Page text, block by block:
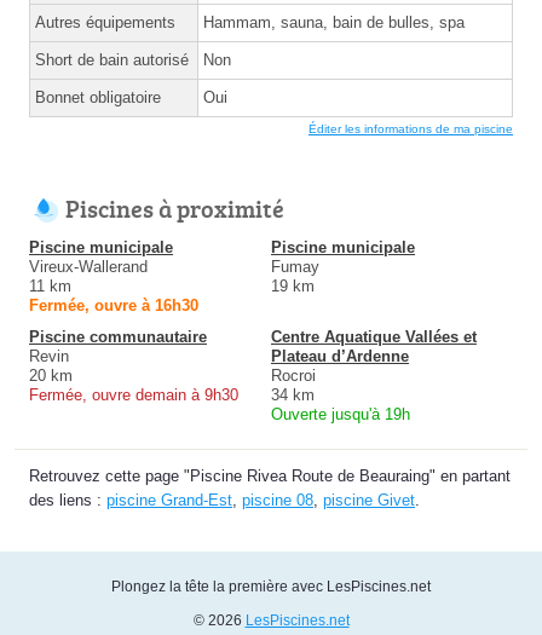
Autres équipements Hammam, sauna, bain de bulles, spa
Short de bain autorisé Non
Bonnet obligatoire Oui
Éditer les informations de ma piscine
Piscines à proximité
Piscine municipale
Vireux-Wallerand
11 km
Fermée, ouvre à 16h30
Piscine municipale
Fumay
19 km
Piscine communautaire
Revin
20 km
Fermée, ouvre demain à 9h30
Centre Aquatique Vallées et
Plateau d’Ardenne
Rocroi
34 km
Ouverte jusqu'à 19h
Retrouvez cette page "Piscine Rivea Route de Beauraing" en partant
des liens : piscine Grand-Est, piscine 08, piscine Givet.
Plongez la tête la première avec LesPiscines.net
© 2026 LesPiscines.net